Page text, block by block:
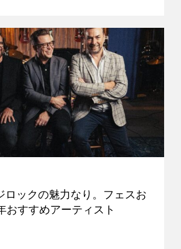
ロックの魅力なり。フェスお
おすすめアーティスト